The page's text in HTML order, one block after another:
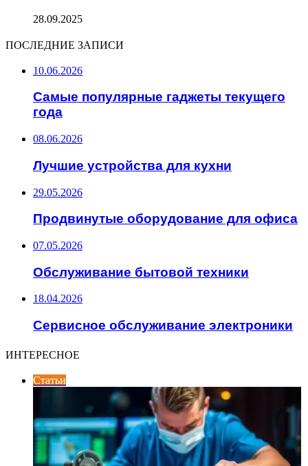
28.09.2025
ПОСЛЕДНИЕ ЗАПИСИ
10.06.2026
Самые популярные гаджеты текущего
года
08.06.2026
Лучшие устройства для кухни
29.05.2026
Продвинутые оборудование для офиса
07.05.2026
Обслуживание бытовой техники
18.04.2026
Сервисное обслуживание электроники
ИНТЕРЕСНОЕ
Статьи